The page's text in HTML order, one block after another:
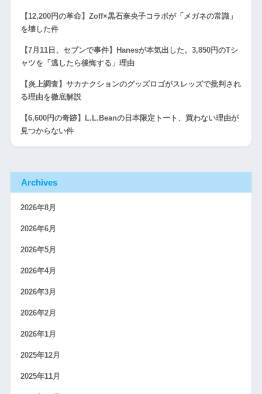
【12,200円の革命】Zoff×黒石奈央子コラボが「メガネの常識」
を壊した件
【7月11日、セブンで事件】Hanesが本気出した。3,850円のTシ
ャツを「逃したら後悔する」理由
【炎上調査】サカナクションのグッズロゴがスレッズで批判され
る理由を徹底解説
【6,600円の奇跡】L.L.Beanの日本限定トート、買わない理由が
見つからない件
Archives
2026年8月
2026年6月
2026年5月
2026年4月
2026年3月
2026年2月
2026年1月
2025年12月
2025年11月